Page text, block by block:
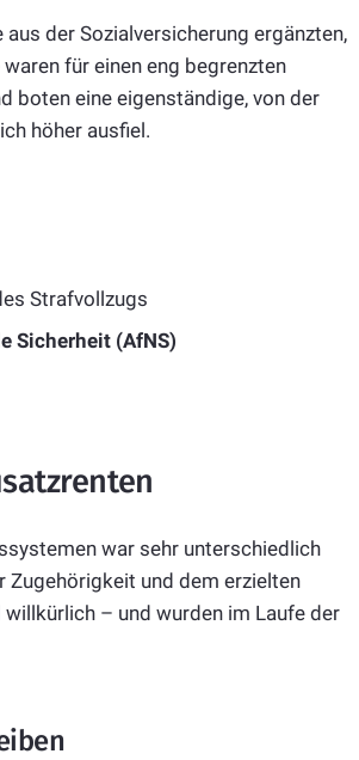
der Sozialversicherung ergänzten,
für einen eng begrenzten
boten eine eigenständige, von der
höher ausfiel.
Strafvollzugs
Sicherheit (AfNS)
war sehr unterschiedlich
Zugehörigkeit und dem erzielten
– und wurden im Laufe der